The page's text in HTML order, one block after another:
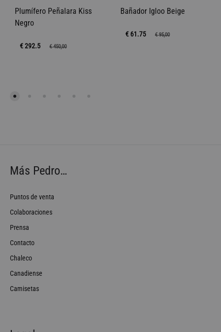
Plumífero Peñalara Kiss
Negro
€ 292.5 €450,00
Bañador Igloo Beige
€ 61.75 €95,00
Más Pedro…
Puntos de venta
Colaboraciones
Prensa
Contacto
Chaleco
Canadiense
Camisetas